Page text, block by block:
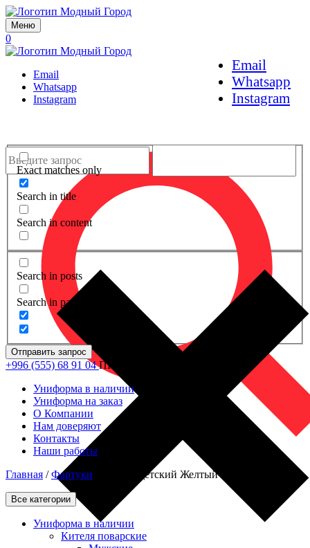
Меню
0
Email
Whatsapp
Instagram
Email
Whatsapp
Instagram
Exact matches only
Search in title
Search in content
Search in posts
Search in pages
Отправить запрос
+996 (555) 68 91 04ПН - ПТ: 09.00 - 18.00
Униформа в наличии
Униформа на заказ
О Компании
Нам доверяют
Контакты
Наши работы
Главная /Фартуки Фартук детский Желтый
Все категории
Униформа в наличии
Кителя поварские